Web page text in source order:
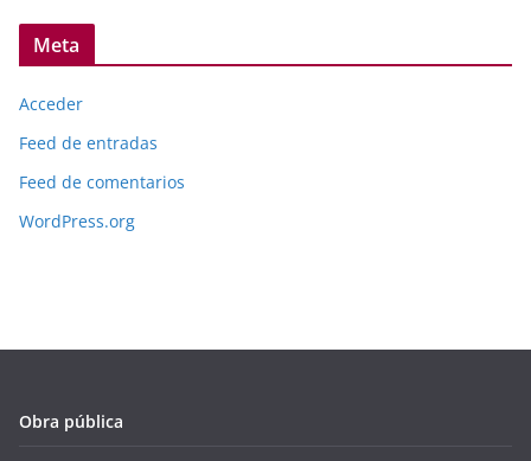
Meta
Acceder
Feed de entradas
Feed de comentarios
WordPress.org
Obra pública